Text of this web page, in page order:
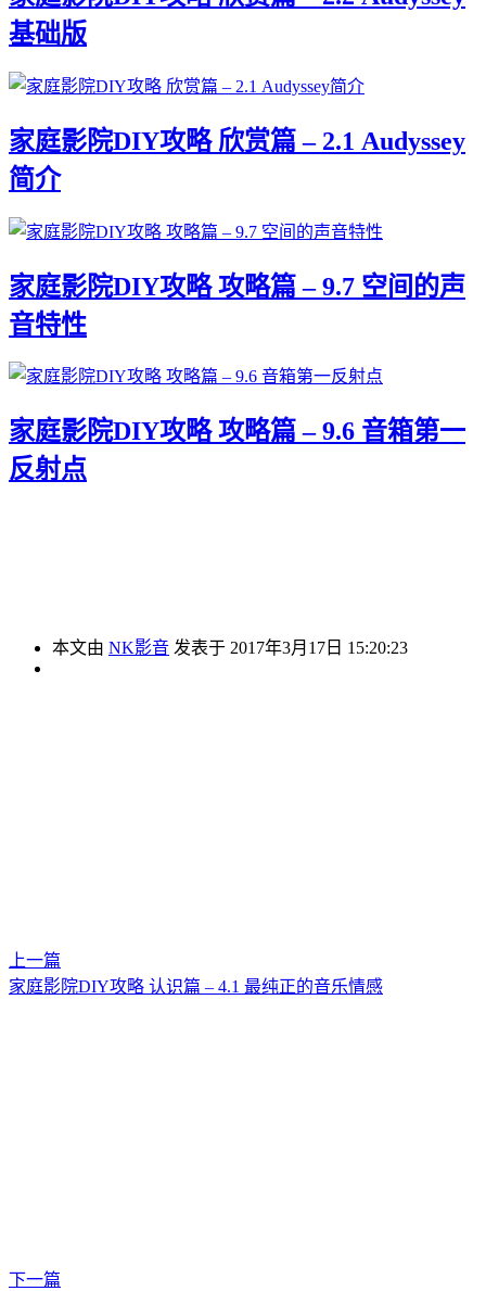
基础版
家庭影院DIY攻略 欣赏篇 – 2.1 Audyssey
简介
家庭影院DIY攻略 攻略篇 – 9.7 空间的声
音特性
家庭影院DIY攻略 攻略篇 – 9.6 音箱第一
反射点
本文由 NK影音 发表于 2017年3月17日 15:20:23
上一篇
家庭影院DIY攻略 认识篇 – 4.1 最纯正的音乐情感
下一篇